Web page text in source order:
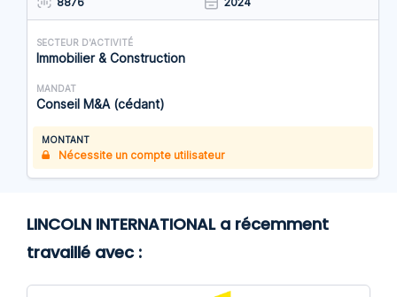
SECTEUR D'ACTIVITÉ
Immobilier & Construction
MANDAT
Conseil M&A (cédant)
MONTANT
Nécessite un compte utilisateur
LINCOLN INTERNATIONAL a récemment
travaillé avec :